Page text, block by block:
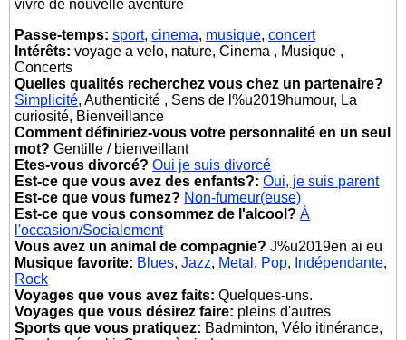
vivre de nouvelle aventure
Passe-temps: sport,cinema, musique,concert
Intérêts: voyage a velo, nature, Cinema , Musique ,
Concerts
Quelles qualités recherchez vous chez un partenaire?
Simplicité, Authenticité , Sens de l%u2019humour, La
curiosité, Bienveillance
Comment définiriez-vous votre personnalité en un seul
mot? Gentille / bienveillant
Etes-vous divorcé? Oui je suis divorcé
Est-ce que vous avez des enfants?: Oui, je suis parent
Est-ce que vous fumez? Non-fumeur(euse)
Est-ce que vous consommez de l'alcool? À
l'occasion/Socialement
Vous avez un animal de compagnie? J%u2019en ai eu
Musique favorite: Blues,Jazz, Metal , Pop, Indépendante,
Rock
Voyages que vous avez faits: Quelques-uns.
Voyages que vous désirez faire: pleins d'autres
Sports que vous pratiquez: Badminton, Vélo itinérance,